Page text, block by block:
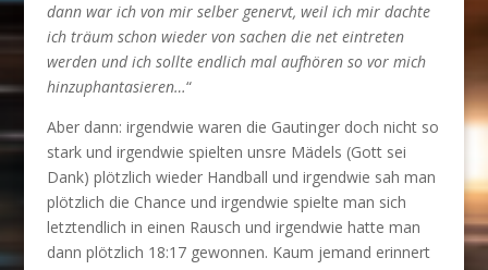
dann war ich von mir selber genervt, weil ich mir dachte
ich träum schon wieder von sachen die net eintreten
werden und ich sollte endlich mal aufhören so vor mich
hinzuphantasieren…“
Aber dann: irgendwie waren die Gautinger doch nicht so
stark und irgendwie spielten unsre Mädels (Gott sei
Dank) plötzlich wieder Handball und irgendwie sah man
plötzlich die Chance und irgendwie spielte man sich
letztendlich in einen Rausch und irgendwie hatte man
dann plötzlich 18:17 gewonnen. Kaum jemand erinnert